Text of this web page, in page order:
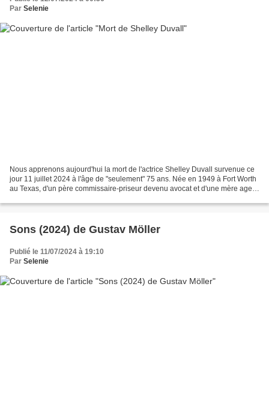
Par Selenie
Nous apprenons aujourd'hui la mort de l'actrice Shelley Duvall survenue ce
jour 11 juillet 2024 à l'âge de "seulement" 75 ans. Née en 1949 à Fort Worth
au Texas, d'un père commissaire-priseur devenu avocat et d'une mère agent
Sons (2024) de Gustav Möller
Publié le 11/07/2024 à 19:10
Par Selenie